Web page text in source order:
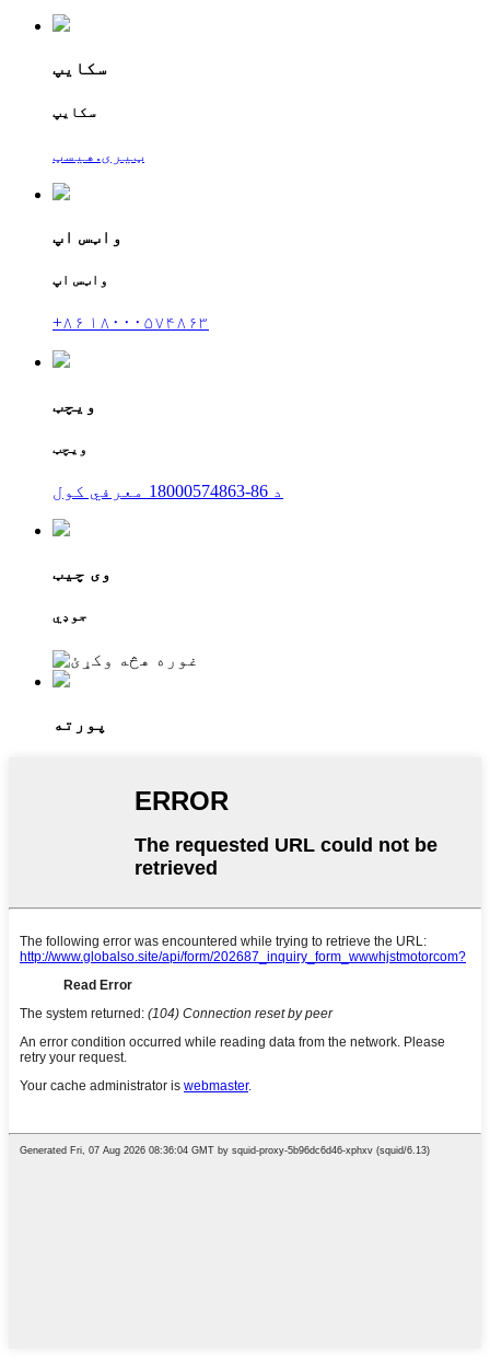
سکایپ
سکایپ
ټیری.هیسټ
واټس اپ
واټس اپ
+۸۶ ۱۸۰۰۰۵۷۴۸۶۳
ویچټ
ویچټ
د 86-18000574863 معرفي کول
وی چیټ
جوډي
پورته